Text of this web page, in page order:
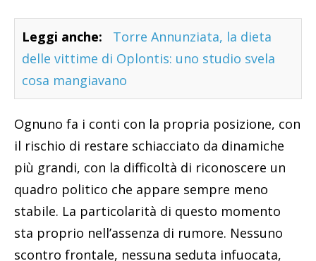
Leggi anche:
Torre Annunziata, la dieta
delle vittime di Oplontis: uno studio svela
cosa mangiavano
Ognuno fa i conti con la propria posizione, con
il rischio di restare schiacciato da dinamiche
più grandi, con la difficoltà di riconoscere un
quadro politico che appare sempre meno
stabile. La particolarità di questo momento
sta proprio nell’assenza di rumore. Nessuno
scontro frontale, nessuna seduta infuocata,